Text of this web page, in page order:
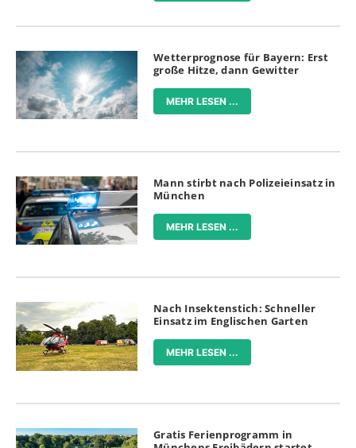
Wetterprognose für Bayern: Erst
große Hitze, dann Gewitter
MEHR LESEN ...
Mann stirbt nach Polizeieinsatz in
München
MEHR LESEN ...
Nach Insektenstich: Schneller
Einsatz im Englischen Garten
MEHR LESEN ...
Gratis Ferienprogramm in